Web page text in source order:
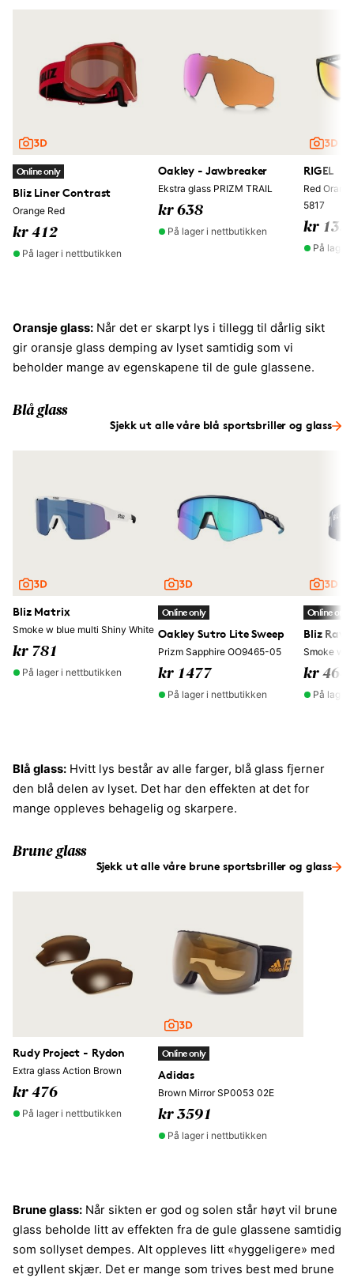
Online only
Bliz Liner Contrast
Orange Red
kr 412
På lager i nettbutikken
Oakley - Jawbreaker
Ekstra glass PRIZM TRAIL
kr 638
På lager i nettbutikken
RIGEL
Red
5817
kr
På lager
Oransje glass: Når det er skarpt lys i tillegg til dårlig sikt
gir oransje glass demping av lyset samtidig som vi
beholder mange av egenskapene til de gule glassene.
Blå glass
Sjekk ut alle våre blå sportsbriller og glass
Bliz Matrix
Smoke w blue multi Shiny White
kr 781
På lager i nettbutikken
Online only
Oakley Sutro Lite Sweep
Prizm Sapphire OO9465-05
kr 1477
På lager i nettbutikken
Online only
Bliz Rave
Smoke w
kr 464
På lager
Blå glass: Hvitt lys består av alle farger, blå glass fjerner
den blå delen av lyset. Det har den effekten at det for
mange oppleves behagelig og skarpere.
Brune glass
Sjekk ut alle våre brune sportsbriller og glass
Rudy Project - Rydon
Extra glass Action Brown
kr 476
På lager i nettbutikken
Online only
Adidas
Brown Mirror SP0053 02E
kr 3591
På lager i nettbutikken
Brune glass: Når sikten er god og solen står høyt vil brune
glass beholde litt av effekten fra de gule glassene samtidig
som sollyset dempes. Alt oppleves litt «hyggeligere» med
et gyllent skjær. Det er mange som trives best med brune